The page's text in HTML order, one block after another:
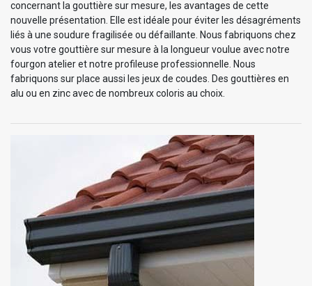
concernant la gouttière sur mesure, les avantages de cette
nouvelle présentation. Elle est idéale pour éviter les désagréments
liés à une soudure fragilisée ou défaillante. Nous fabriquons chez
vous votre gouttière sur mesure à la longueur voulue avec notre
fourgon atelier et notre profileuse professionnelle. Nous
fabriquons sur place aussi les jeux de coudes. Des gouttières en
alu ou en zinc avec de nombreux coloris au choix.